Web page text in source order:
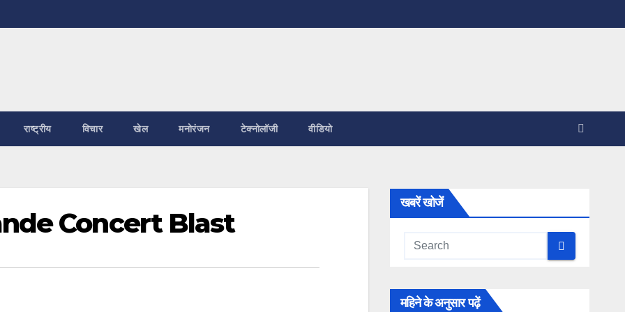
राष्ट्रीय विचार खेल मनोरंजन टेक्नोलॉजी वीडियो
Concert Blast
खबरें खोजें
महिने के अनुसार पढ़ें